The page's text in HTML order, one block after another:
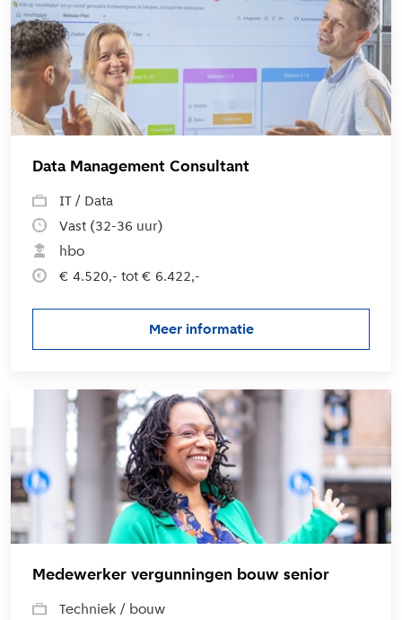
Data Management Consultant
IT / Data
Vast (32-36 uur)
hbo
€ 4.520,- tot € 6.422,-
Meer informatie
over de vacature Data
Medewerker vergunningen bouw senior
Techniek / bouw